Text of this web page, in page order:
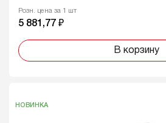
Розн. цена за 1 шт
5 881,77 ₽
В корзину
НОВИНКА